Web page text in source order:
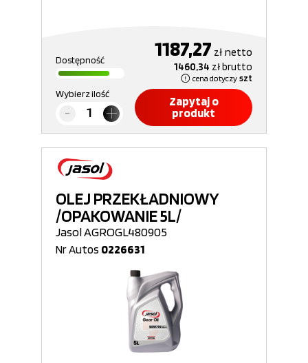
Dostępność 1187,27 złnetto
1460,34 złbrutto
cena dotyczy szt
Wybierz ilość
Zapytaj o
produkt
OLEJ PRZEKŁADNIOWY
/OPAKOWANIE 5L/
Jasol AGROGL480905
Nr Autos 0226631